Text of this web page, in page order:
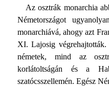
Az osztrák monarchia
Németországot
monarchiává, ahogy azt
XI. Lajosig
németek, mind az
korlátoltságán és a
szatócsszellemén. Egész